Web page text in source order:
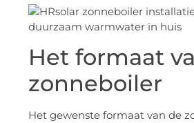
Het formaat
zonneboiler
Het gewenste formaat van de